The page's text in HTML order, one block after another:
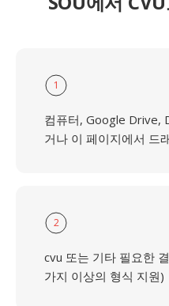
1
컴퓨터, Google Drive,
거나 이 페이지에서 드
2
cvu 또는 기타 필요한
가지 이상의 형식 지원)